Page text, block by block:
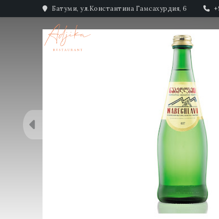
Батуми, ул.Константина Гамсахурдия, 6